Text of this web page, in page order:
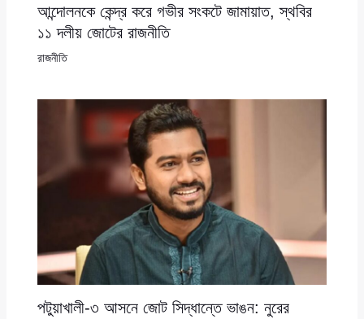
আন্দোলনকে কেন্দ্র করে গভীর সংকটে জামায়াত, স্থবির
১১ দলীয় জোটের রাজনীতি
রাজনীতি
পটুয়াখালী-৩ আসনে জোট সিদ্ধান্তে ভাঙন: নুরের